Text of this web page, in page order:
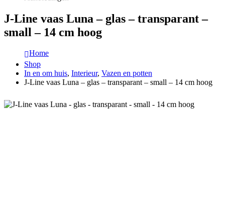
J-Line vaas Luna – glas – transparant –
small – 14 cm hoog
Home
Shop
In en om huis, Interieur, Vazen en potten
J-Line vaas Luna – glas – transparant – small – 14 cm hoog